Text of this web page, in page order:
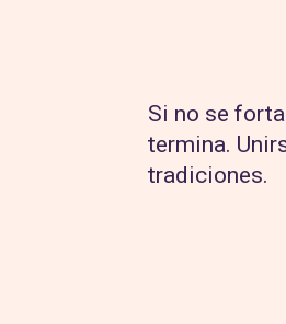
Si no se
termina.
tradiciones.